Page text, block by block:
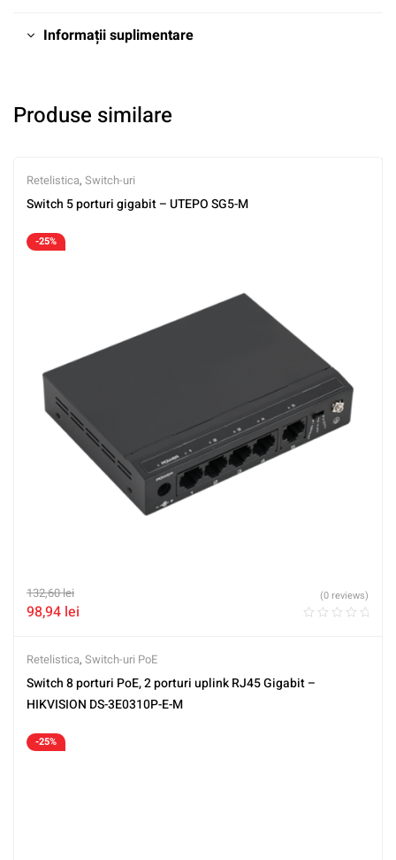
Informații suplimentare
Produse similare
Retelistica, Switch-uri
Switch 5 porturi gigabit – UTEPO SG5-M
-25%
132,60lei
98,94 lei
(0 reviews)
Retelistica, Switch-uri PoE
Switch 8 porturi PoE, 2 porturi uplink RJ45 Gigabit –
HIKVISION DS-3E0310P-E-M
-25%